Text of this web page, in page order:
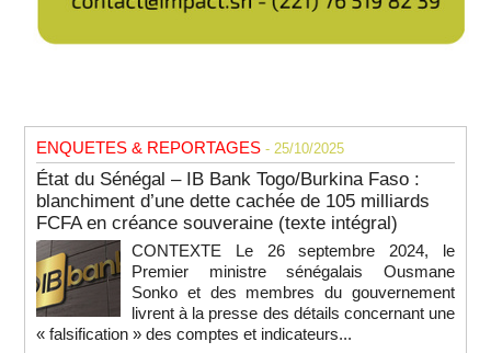
ENQUETES & REPORTAGES - 25/10/2025
État du Sénégal – IB Bank Togo/Burkina Faso :
blanchiment d’une dette cachée de 105 milliards
FCFA en créance souveraine (texte intégral)
CONTEXTE Le 26 septembre 2024, le
Premier ministre sénégalais Ousmane
Sonko et des membres du gouvernement
livrent à la presse des détails concernant une
« falsification » des comptes et indicateurs...